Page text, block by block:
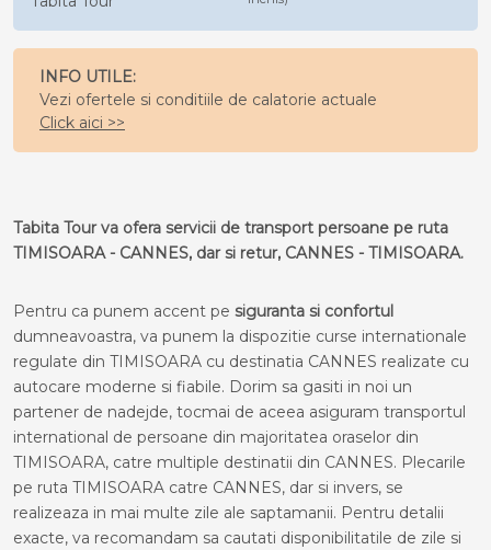
INFO UTILE:
Vezi ofertele si conditiile de calatorie actuale
Click aici >>
Tabita Tour va ofera servicii de transport persoane pe ruta
TIMISOARA - CANNES, dar si retur, CANNES - TIMISOARA.
Pentru ca punem accent pe siguranta si confortul
dumneavoastra, va punem la dispozitie curse internationale
regulate din TIMISOARA cu destinatia CANNES realizate cu
autocare moderne si fiabile. Dorim sa gasiti in noi un
partener de nadejde, tocmai de aceea asiguram transportul
international de persoane din majoritatea oraselor din
TIMISOARA, catre multiple destinatii din CANNES. Plecarile
pe ruta TIMISOARA catre CANNES, dar si invers, se
realizeaza in mai multe zile ale saptamanii. Pentru detalii
exacte, va recomandam sa cautati disponibilitatile de zile si